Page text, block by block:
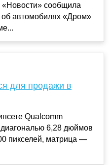
сообщила
об автомобилях «Дром»
для продажи в
Qualcomm
6,28 дюймов
пикселей, матрица —